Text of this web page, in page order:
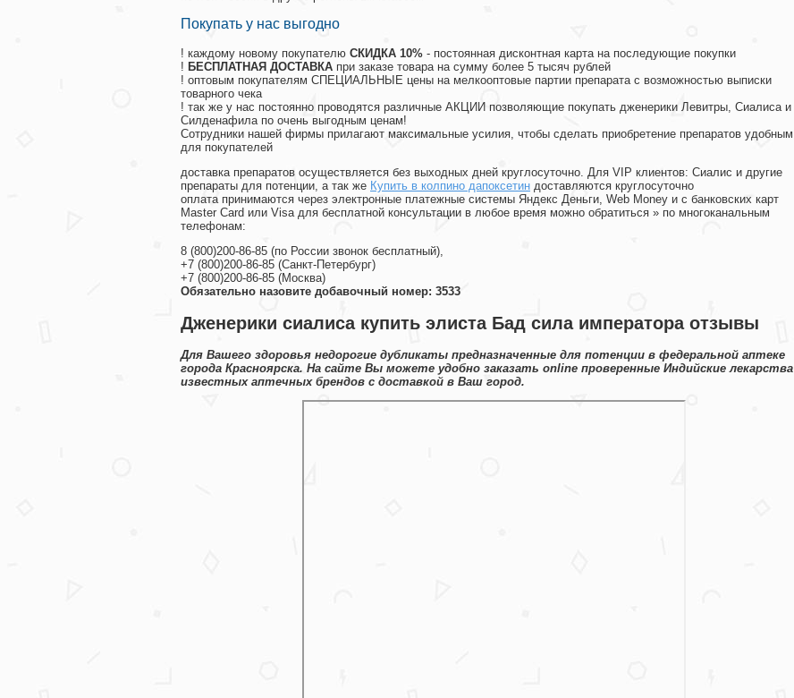
Покупать у нас выгодно
! каждому новому покупателю СКИДКА 10% - постоянная дисконтная карта на последующие покупки
! БЕСПЛАТНАЯ ДОСТАВКА при заказе товара на сумму более 5 тысяч рублей
! оптовым покупателям СПЕЦИАЛЬНЫЕ цены на мелкооптовые партии препарата с возможностью выписки
товарного чека
! так же у нас постоянно проводятся различные АКЦИИ позволяющие покупать дженерики Левитры, Сиалиса и
Силденафила по очень выгодным ценам!
Cотрудники нашей фирмы прилагают максимальные усилия, чтобы сделать приобретение препаратов удобным
для покупателей
доставка препаратов осуществляется без выходных дней круглосуточно. Для VIP клиентов: Сиалис и другие
препараты для потенции, а так же Купить в колпино дапоксетин доставляются круглосуточно
оплата принимаются через электронные платежные системы Яндекс Деньги, Web Money и с банковских карт
Master Card или Visa для бесплатной консультации в любое время можно обратиться » по многоканальным
телефонам:
8 (800)200-86-85 (по России звонок бесплатный),
+7 (800)200-86-85 (Санкт-Петербург)
+7 (800)200-86-85 (Москва)
Обязательно назовите добавочный номер: 3533
Дженерики сиалиса купить элиста Бад сила императора отзывы
Для Вашего здоровья недорогие дубликаты предназначенные для потенции в федеральной аптеке
города Красноярска. На сайте Вы можете удобно заказать online проверенные Индийские лекарства
известных аптечных брендов с доставкой в Ваш город.